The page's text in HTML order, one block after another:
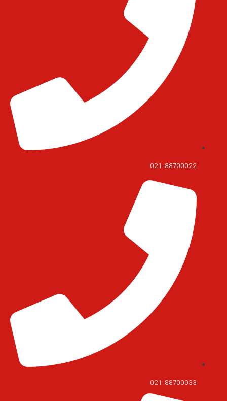
021-88700022
021-88700033